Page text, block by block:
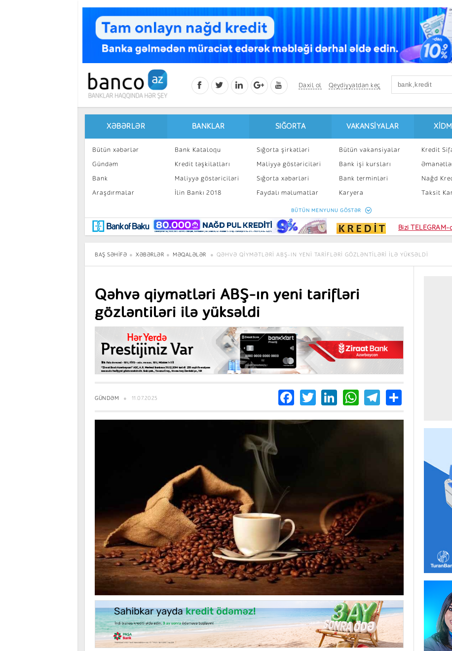
Daxil ol Qeydiyyatdan keç
XƏBƏRLƏR
Bütün xəbərlər
Gündəm
Bank
Araşdırmalar
Maraqlı
BancoTV
Müsahibə
BANKLAR
Bank Kataloqu
Kredit təşkilatları
Maliyyə göstəriciləri
İlin Bankı 2018
SIĞORTA
Sığorta şirkətləri
Maliyyə göstəriciləri
Sığorta xəbərləri
Faydalı məlumatlar
Sığorta kalkulyatoru
VAKANSIYALAR
Bütün vakansiyalar
Bank işi kursları
Bank terminləri
Karyera
Peşakar inkişaf
Kredit
Nağd
Taksit
Kart
BÜTÜN MENYUNU GÖSTƏR
Bizi TELEGRAM-
BAŞ SƏHIFƏ XƏBƏRLƏR MƏQALƏLƏR QƏHVƏ QIYMƏTLƏRI ABŞ-IN YENI TARIFLƏRI GÖZLƏNTILƏRI ILƏ YÜKSƏLDI
Qəhvə qiymətləri ABŞ-ın yeni tarifləri
gözləntiləri ilə yüksəldi
GÜNDƏM 11.07.2025 Facebook
TwitterLinkedIn
WhatsApp
Telegram
Share